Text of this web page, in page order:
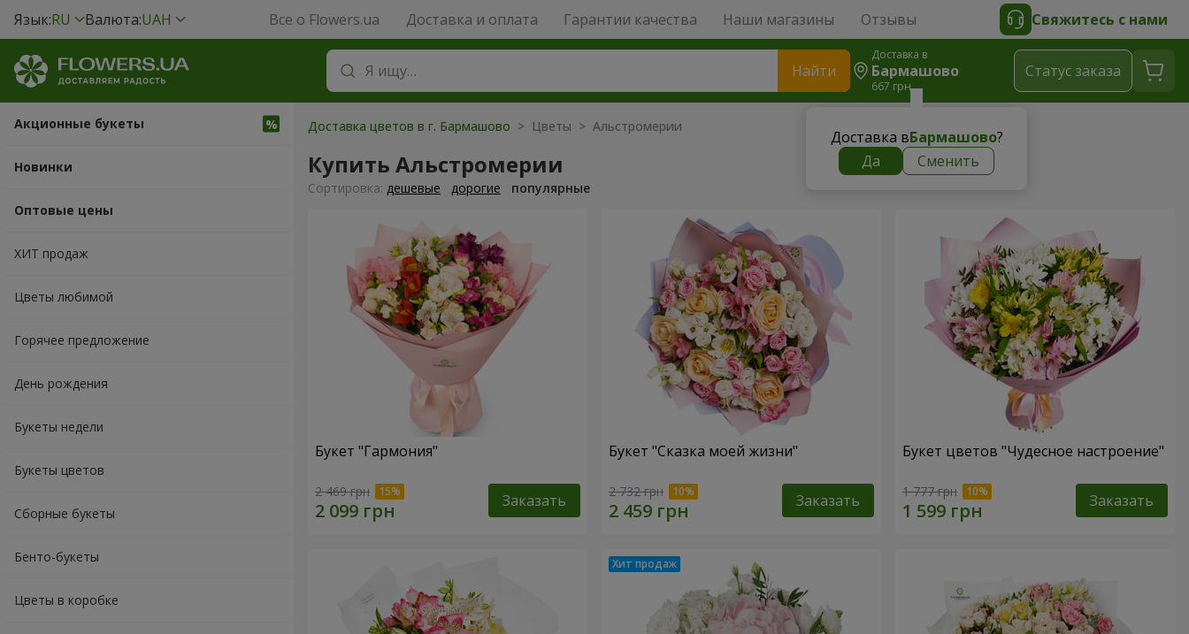
Язык:RU Валюта:UAH Все о Flowers.ua Доставка и оплата Гарантии качества Наши магазины Отзывы Свяжитесь с нами
Найти
Доставка в
Бармашово
667 грн
Доставка вБармашово?
Да
Сменить
Cтатус заказа
Акционные букеты
Новинки
Оптовые цены
ХИТ продаж
Цветы любимой
Горячее предложение
День рождения
Букеты недели
Букеты цветов
Сборные букеты
Бенто-букеты
Цветы в коробке
Доставка цветов в г. Бармашово > Цветы > Альстромерии
Купить Альстромерии
Cортировка: дешевые дорогие популярные
Букет "Гармония"
2 469 грн Заказать
Букет "Сказка моей жизни"
2 732 грн Заказать
Букет цветов "Чудесное настроение"
1 777 грн Заказать